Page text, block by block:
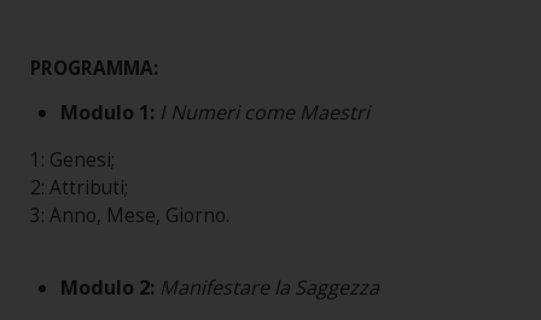
PROGRAMMA:
Modulo 1: I Numeri come Maestri
1: Genesi;
2: Attributi;
3: Anno, Mese, Giorno.
Modulo 2: Manifestare la Saggezza